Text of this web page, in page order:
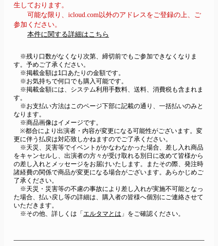
生しております。
可能な限り、icloud.com以外のアドレスをご登録の上、ご
参加ください。
本件に関する詳細はこちら
※残り口数がなくなり次第、締切前でもご参加できなくなりま
す。予めご了承ください。
※掲載金額は1口あたりの金額です。
※お気持ちで何口でも購入可能です。
※掲載金額には、システム利用手数料、送料、消費税も含まれま
す。
※お支払い方法はこのページ下部に記載の通り、一括払いのみと
なります。
※商品画像はイメージです。
※都合により出演者・内容が変更になる可能性がございます。変
更に伴う払戻は対応致しかねますのでご了承ください。
※天災、災害等でイベントがかなわなかった場合、差し入れ商品
をキャンセルし、出演者の方々が受け取れる別日に改めて皆様から
の差し入れとメッセージをお届けいたします。またその際、発注時
諸経費の関係で商品が変更になる場合がございます。あらかじめご
了承ください。
※天災・災害等の不慮の事故により差し入れが実施不可能となっ
た場合、払い戻し等の詳細は、購入者の皆様へ個別にご連絡させて
いただきます。
※その他、詳しくは「 エルタマとは 」をご確認ください。